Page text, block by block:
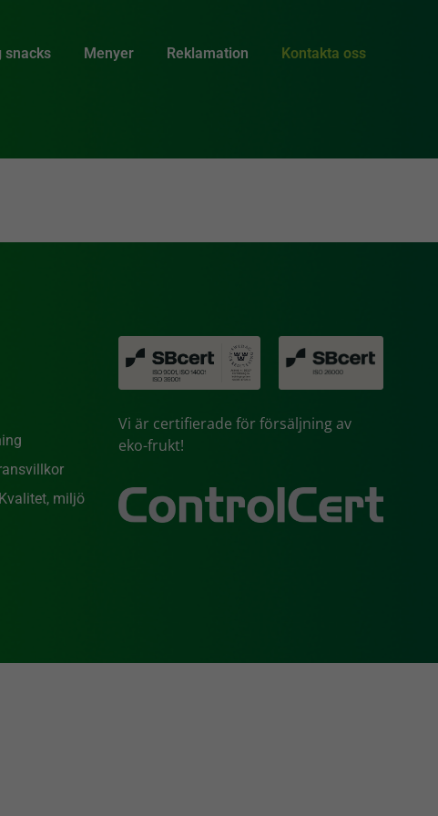
snacks Menyer Reklamation Kontakta oss
miljö
Vi är certifierade för försäljning av
eko-frukt!